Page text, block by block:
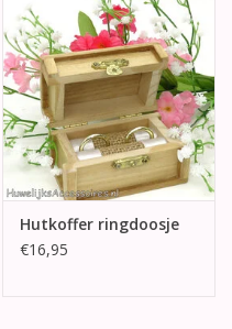
Hutkoffer ringdoosje
€16,95